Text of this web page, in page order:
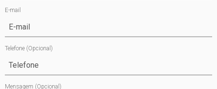
E-mail
Telefone (Opcional)
Mensagem (Opcional)